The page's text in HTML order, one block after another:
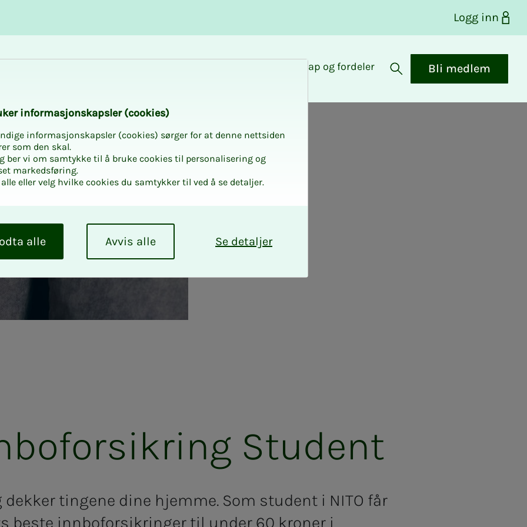
Logg inn
Medlemskap og fordeler
Åpne søk
Bli medlem
Stu­­dent
tingene dine hjemme. Som student i NITO får
beste innboforsikringer til under 60 kroner i
in­­for­­ma­­sjons­­kaps­­­ler (cookies)
informasjonskapsler (cookies) sørger for at denne nettsiden
som den skal.
ber vi om samtykke til å bruke cookies til personalisering og
markedsføring.
eller velg hvilke cookies du samtykker til ved å se detaljer.
Se detaljer
Avvis alle
alle